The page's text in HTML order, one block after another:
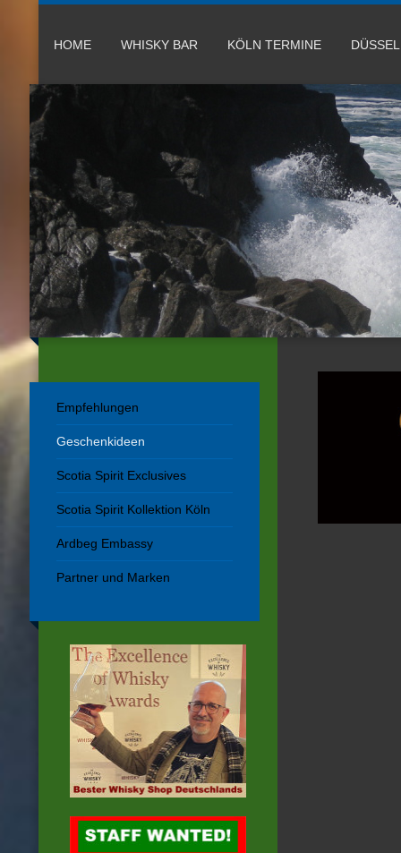
HOME WHISKY BAR KÖLN TERMINE
Empfehlungen
Geschenkideen
Scotia Spirit Exclusives
Scotia Spirit Kollektion Köln
Ardbeg Embassy
Partner und Marken